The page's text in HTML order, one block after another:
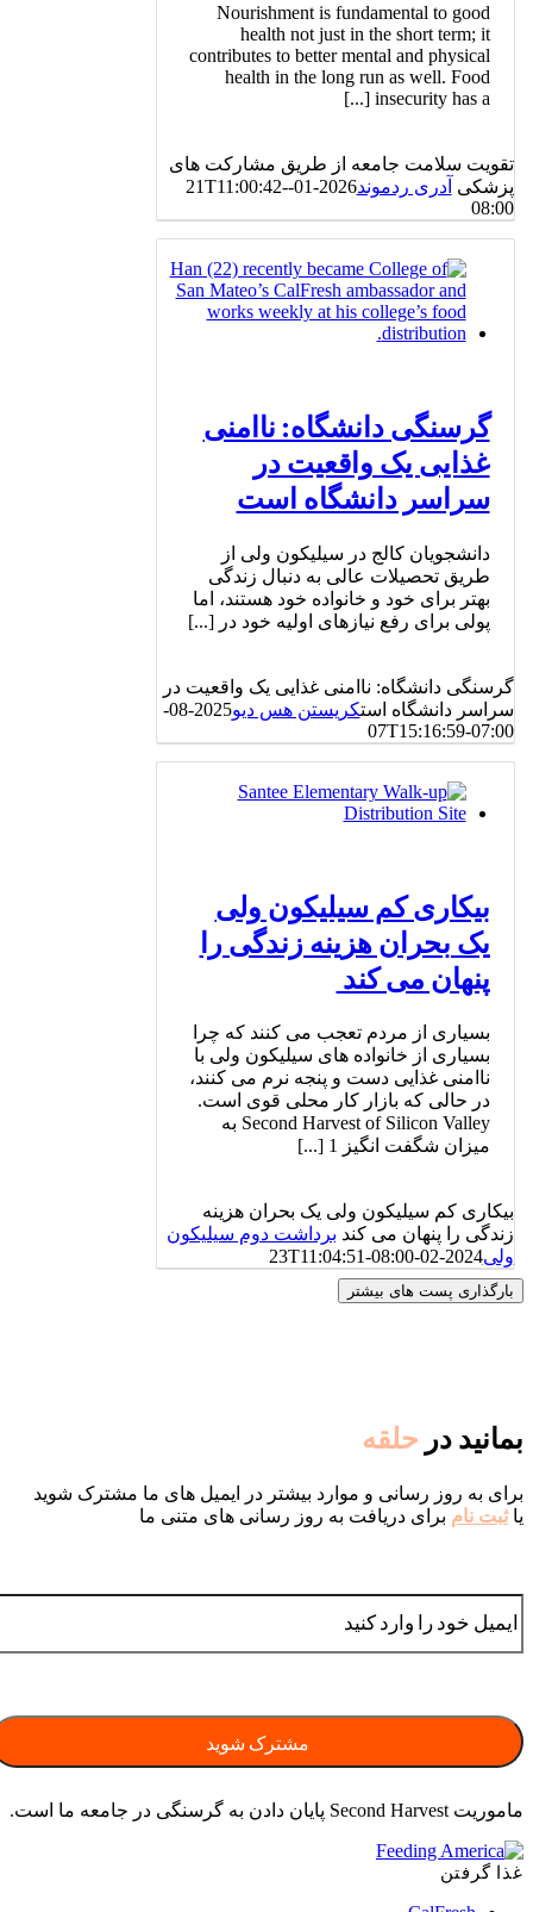
Nourishment is fundamental to good
health not just in the short term; it
contributes to better mental and physical
health in the long run as well. Food
insecurity has a [...]
تقویت سلامت جامعه از طریق مشارکت های
پزشکی آدری ردموند
2026-01-21T11:00:42-
08:00
گرسنگی دانشگاه: ناامنی
غذایی یک واقعیت در
سراسر دانشگاه است
دانشجویان کالج در سیلیکون ولی از
طریق تحصیلات عالی به دنبال زندگی
بهتر برای خود و خانواده خود هستند، اما
پولی برای رفع نیازهای اولیه خود در [...]
گرسنگی دانشگاه: ناامنی غذایی یک واقعیت در
سراسر دانشگاه استکریستن هس دیو
2025-08-
07T15:16:59-07:00
بیکاری کم سیلیکون ولی
یک بحران هزینه زندگی را
پنهان می کند
بسیاری از مردم تعجب می کنند که چرا
بسیاری از خانواده های سیلیکون ولی با
ناامنی غذایی دست و پنجه نرم می کنند،
در حالی که بازار کار محلی قوی است.
Second Harvest of Silicon Valley به
میزان شگفت انگیز 1 [...]
بیکاری کم سیلیکون ولی یک بحران هزینه
زندگی را پنهان می کند برداشت دوم سیلیکون
ولی2024-02-23T11:04:51-08:00
بارگذاری پست های بیشتر
بمانید در حلقه
برای به روز رسانی و موارد بیشتر در ایمیل های ما مشترک شوید
یاثبت نام برای دریافت به روز رسانی های متنی ما
ماموریت Second Harvest پایان دادن به گرسنگی در جامعه ما است.
غذا گرفتن